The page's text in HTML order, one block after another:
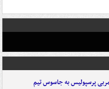
پرسپولیس به جاسوس تیم